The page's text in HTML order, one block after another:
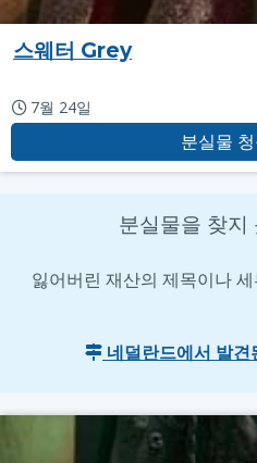
스웨터 Grey
7월 24일
분실물
분실물을 찾지
잃어버린 재산의 제목이나
네덜란드에서 발